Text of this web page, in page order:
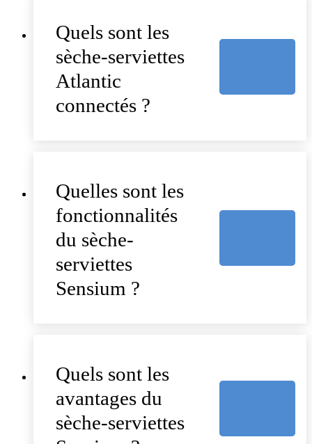
Quels sont les
sèche-serviettes
Atlantic
connectés ?
Quelles sont les
fonctionnalités
du sèche-
serviettes
Sensium ?
Quels sont les
avantages du
sèche-serviettes